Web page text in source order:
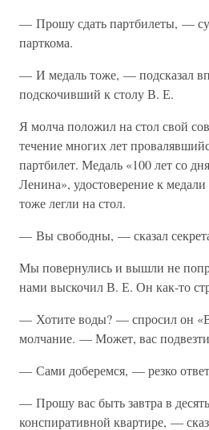
— Прошу сдать партбилеты, —
парткома.
— И медаль тоже, — подсказал
подскочивший к столу В. Е.
Я молча положил на стол свой
течение многих лет
партбилет. Медаль «100 лет со
Ленина», удостоверение к
тоже легли на стол.
— Вы свободны, — сказал
Мы повернулись и вышли не
нами выскочил В. Е. Он как-то
— Хотите воды? — спросил он
молчание. — Может, вас
— Сами доберемся, — резко
— Прошу вас быть завтра в
конспиративной квартире, —